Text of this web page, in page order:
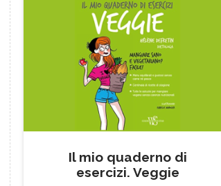
Il mio quaderno di
esercizi. Veggie